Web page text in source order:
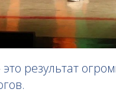
результат